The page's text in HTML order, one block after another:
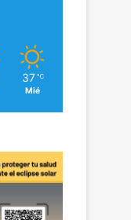
37 ℃
Mié